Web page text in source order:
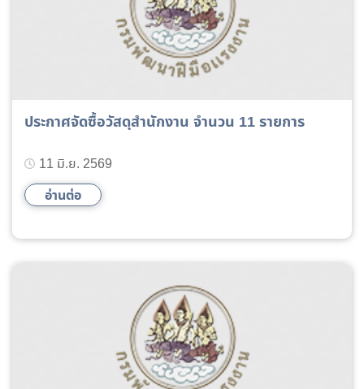
ประกาศจัดซื้อวัสดุสำนักงาน จำนวน 11 รายการ
11 มิ.ย. 2569
อ่านต่อ